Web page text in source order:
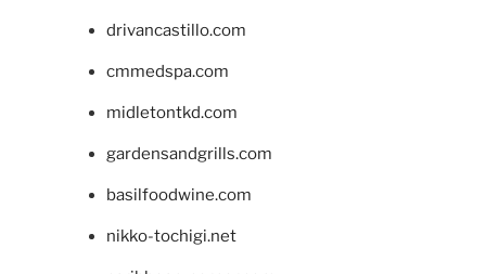
drivancastillo.com
cmmedspa.com
midletontkd.com
gardensandgrills.com
basilfoodwine.com
nikko-tochigi.net